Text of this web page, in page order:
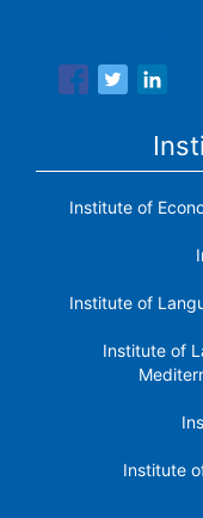
Institute of
Institute of
Institute of
Institute